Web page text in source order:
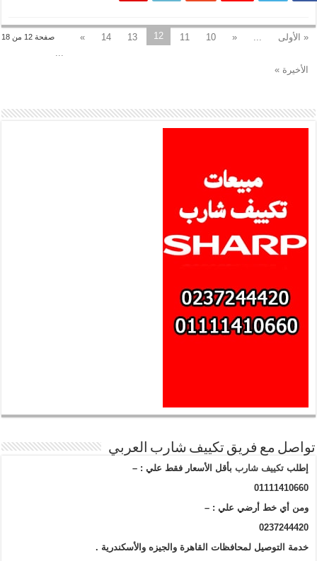
صفحة 12 من 18 « الأولى ...
10
11
12
13
14
...
الأخيرة »
مع فريق تكييف شارب العربي
إطلبتكييف شارببأقل الأسعار فقط علي : –
01111410660
ومن أي خط أرضي علي : –
0237244420
خدمة التوصيل لمحافظات القاهرة والجيزه والأسكندرية .